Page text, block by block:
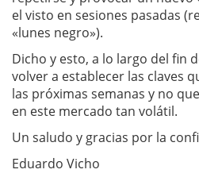
el visto en sesiones pasadas
«lunes negro»).
Dicho y esto, a lo largo del fin
volver a establecer las claves
las próximas semanas y no
en este mercado tan volátil.
Un saludo y gracias por la
Eduardo Vicho